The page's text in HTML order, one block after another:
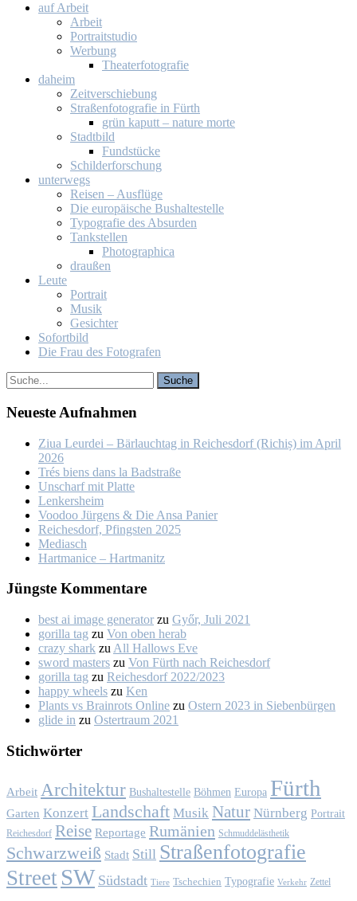
auf Ar­beit
Ar­beit
Por­trait­stu­dio
Wer­bung
Thea­ter­fo­to­gra­fie
da­heim
Zeit­ver­schie­bung
Stra­ßen­fo­to­gra­fie in Fürth
grün ka­putt – na­tu­re mor­te
Stadt­bild
Fund­stü­cke
Schil­der­for­schung
un­ter­wegs
Rei­sen – Aus­flü­ge
Die eu­ro­päi­sche Bus­hal­te­stel­le
Ty­po­gra­fie des Ab­sur­den
Tank­stel­len
Pho­to­gra­phi­ca
drau­ßen
Leu­te
Por­trait
Mu­sik
Ge­sich­ter
So­fort­bild
Die Frau des Fo­to­gra­fen
Neu­es­te Auf­nah­men
Ziua Leur­dei – Bär­lauch­tag in Rei­ches­dorf (Ri­chiș) im April
2026
Trés biens dans la Bad­stra­ße
Un­scharf mit Plat­te
Len­kers­heim
Voo­doo Jür­gens & Die An­sa Pa­nier
Rei­ches­dorf, Pfings­ten 2025
Me­dia­sch
Hart­ma­nice – Hart­ma­nitz
Jüngs­te Kom­men­ta­re
best ai image generator zu Győr, Ju­li 2021
gorilla tag zu Von oben her­ab
crazy shark zu All Hal­lows Eve
sword masters zu Von Fürth nach Rei­ches­dorf
gorilla tag zu Rei­ches­dorf 2022/2023
happy wheels zu Ken
Plants vs Brainrots Online zu Os­tern 2023 in Sie­ben­bür­gen
glide in zu Os­ter­traum 2021
Stich­wör­ter
Arbeit Architektur Bushaltestelle Böhmen Europa Fürth
Garten Konzert Landschaft Musik Natur Nürnberg Portrait
Reichesdorf Reise Reportage Rumänien Schmuddelästhetik
Schwarzweiß Stadt Still Straßenfotografie
Street SW Südstadt Tiere Tschechien Typografie Verkehr Zettel